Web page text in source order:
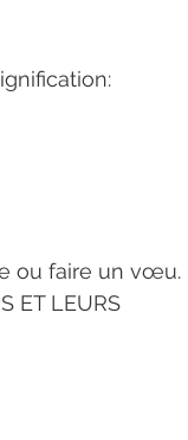
ou faire un vœu.
ET LEURS